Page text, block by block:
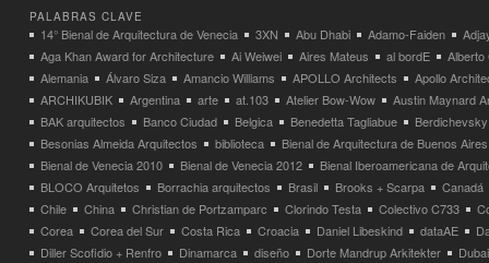
PALABRAS CLAVE
14° Bienal de Arquitectura de Venecia 3XN Abu Dhabi Adamo-Faiden
Aga Khan Award for Architecture
Ai Weiwei Aires Mateus al bordE
Alberto
Alemania
Álvaro Siza Amancio Williams APOLLO Architects
Apollo
ARCHIKUBIK
Argentina arte at.103 Atelier Bow-Wow
Austin Maynard
BAK arquitectos
Banco Ciudad Belgica Benedetta Tagliabue
Besonias Almeida Arquitectos
biblioteca
Bienal de Arquitectura de Buenos Aires
Bienal de Venecia 2010
Bienal de Venecia 2012
Bienal Iberoamericana de
BLOCO Arquitetos
Borrachia arquitectos Brasil Brooks + Scarpa
Canadá
Chile
China Christian de Portzamparc Clorindo Testa Colectivo C733
Corea
Corea del Sur Costa Rica Croacia Daniel Libeskind dataAE
Diller Scofidio + Renfro
Dinamarca diseño Dorte Mandrup Arkitekter
Dubai